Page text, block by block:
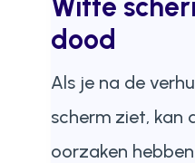
Witte
dood
Als je na de
scherm ziet, kan
oorzaken